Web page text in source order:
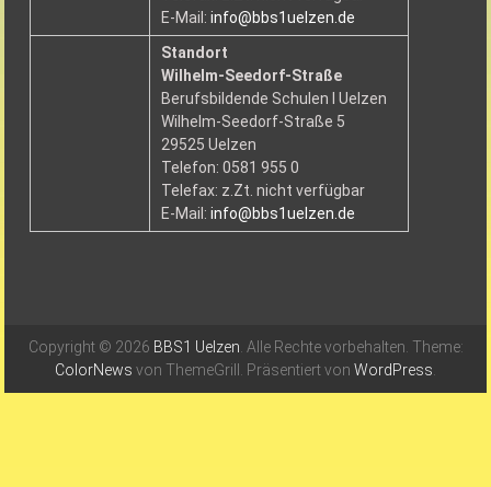
E-Mail:info@bbs1uelzen.de
Standort
Wilhelm-Seedorf-Straße
Berufsbildende Schulen I Uelzen
Wilhelm-Seedorf-Straße 5
29525 Uelzen
Telefon: 0581 955 0
Telefax: z.Zt. nicht verfügbar
E-Mail:info@bbs1uelzen.de
Copyright © 2026 BBS1 Uelzen . Alle Rechte vorbehalten. Theme:
ColorNews von ThemeGrill. Präsentiert von WordPress